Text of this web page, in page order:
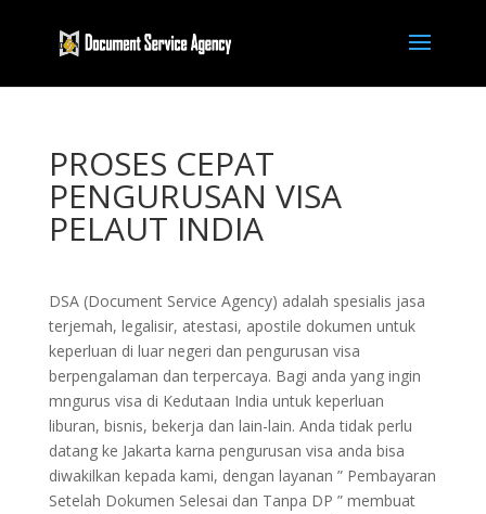
PROSES CEPAT
PENGURUSAN VISA
PELAUT INDIA
DSA (Document Service Agency) adalah spesialis jasa
terjemah, legalisir, atestasi, apostile dokumen untuk
keperluan di luar negeri dan pengurusan visa
berpengalaman dan terpercaya. Bagi anda yang ingin
mngurus visa di Kedutaan India untuk keperluan
liburan, bisnis, bekerja dan lain-lain. Anda tidak perlu
datang ke Jakarta karna pengurusan visa anda bisa
diwakilkan kepada kami, dengan layanan ” Pembayaran
Setelah Dokumen Selesai dan Tanpa DP ” membuat